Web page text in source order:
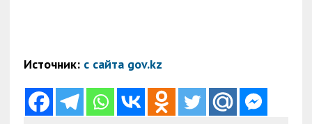
Источник: с сайта gov.kz